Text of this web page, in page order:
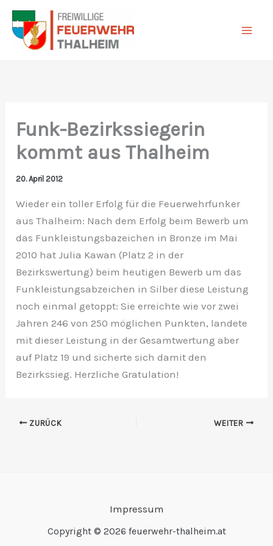
Zum
Inhalt
springen
Funk-Bezirkssiegerin
kommt aus Thalheim
20. April 2012
Wieder ein toller Erfolg für die Feuerwehrfunker
aus Thalheim: Nach dem Erfolg beim Bewerb um
das Funkleistungsbazeichen in Bronze im Mai
2010 hat Julia Kawan (Platz 2 in der
Bezirkswertung) beim heutigen Bewerb um das
Funkleistungsabzeichen in Silber diese Leistung
noch einmal getoppt: Sie erreichte wie vor zwei
Jahren 246 von 250 möglichen Punkten, landete
mit dieser Leistung in der Gesamtwertung aber
auf Platz 19 und sicherte sich damit den
Bezirkssieg. Herzliche Gratulation!
ZURÜCK WEITER
Impressum
Copyright © 2026 feuerwehr-thalheim.at